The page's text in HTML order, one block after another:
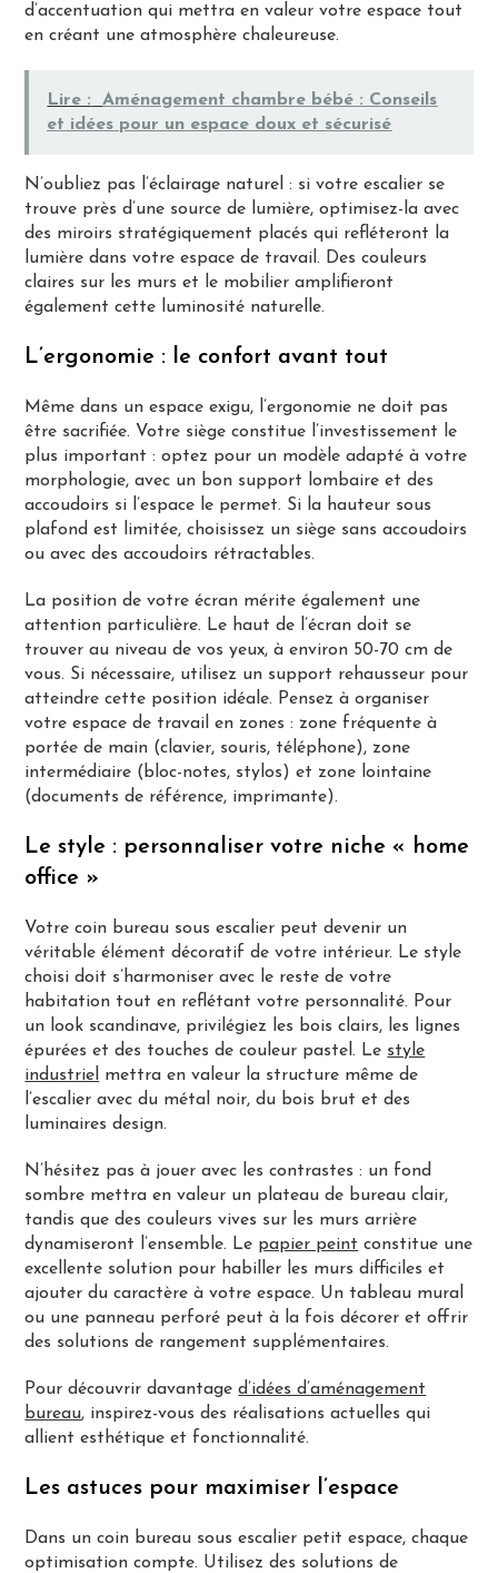
d’accentuation qui mettra en valeur votre espace tout
en créant une atmosphère chaleureuse.
Lire :
Aménagement chambre bébé : Conseils
et idées pour un espace doux et sécurisé
N’oubliez pas l’éclairage naturel : si votre escalier se
trouve près d’une source de lumière, optimisez-la avec
des miroirs stratégiquement placés qui refléteront la
lumière dans votre espace de travail. Des couleurs
claires sur les murs et le mobilier amplifieront
également cette luminosité naturelle.
L’ergonomie : le confort avant tout
Même dans un espace exigu, l’ergonomie ne doit pas
être sacrifiée. Votre siège constitue l’investissement le
plus important : optez pour un modèle adapté à votre
morphologie, avec un bon support lombaire et des
accoudoirs si l’espace le permet. Si la hauteur sous
plafond est limitée, choisissez un siège sans accoudoirs
ou avec des accoudoirs rétractables.
La position de votre écran mérite également une
attention particulière. Le haut de l’écran doit se
trouver au niveau de vos yeux, à environ 50-70 cm de
vous. Si nécessaire, utilisez un support rehausseur pour
atteindre cette position idéale. Pensez à organiser
votre espace de travail en zones : zone fréquente à
portée de main (clavier, souris, téléphone), zone
intermédiaire (bloc-notes, stylos) et zone lointaine
(documents de référence, imprimante).
Le style : personnaliser votre niche « home
office »
Votre coin bureau sous escalier peut devenir un
véritable élément décoratif de votre intérieur. Le style
choisi doit s’harmoniser avec le reste de votre
habitation tout en reflétant votre personnalité. Pour
un look scandinave, privilégiez les bois clairs, les lignes
épurées et des touches de couleur pastel. Le style
industriel
mettra en valeur la structure même de
l’escalier avec du métal noir, du bois brut et des
luminaires design.
N’hésitez pas à jouer avec les contrastes : un fond
sombre mettra en valeur un plateau de bureau clair,
tandis que des couleurs vives sur les murs arrière
dynamiseront l’ensemble. Le papier peint constitue une
excellente solution pour habiller les murs difficiles et
ajouter du caractère à votre espace. Un tableau mural
ou une panneau perforé peut à la fois décorer et offrir
des solutions de rangement supplémentaires.
Pour découvrir davantaged’idées d’aménagement
bureau, inspirez-vous des réalisations actuelles qui
allient esthétique et fonctionnalité.
Les astuces pour maximiser l’espace
Dans un coin bureau sous escalier petit espace, chaque
optimisation compte. Utilisez des solutions de